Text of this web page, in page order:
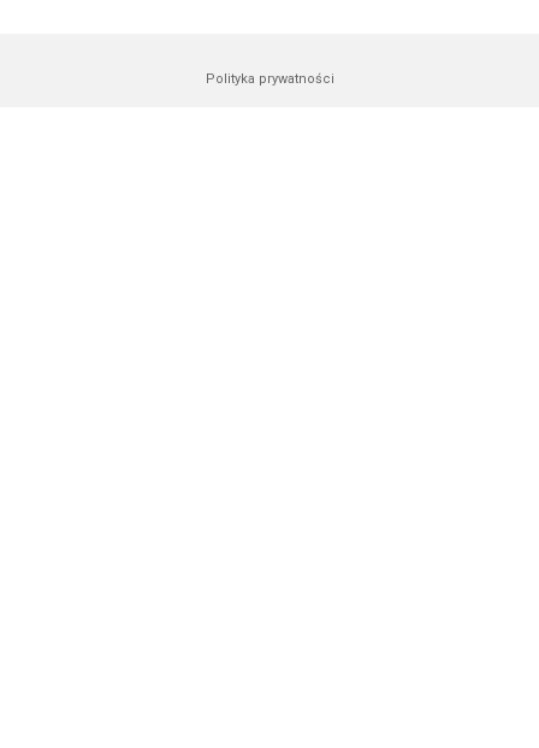
Polityka prywatności